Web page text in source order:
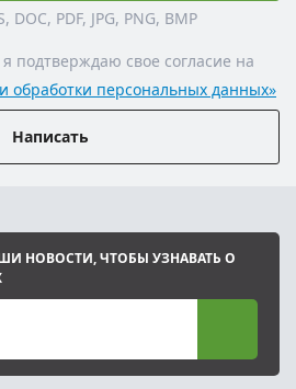
PDF, JPG, PNG, BMP
подтверждаю свое согласие на
обработки персональных данных»
Написать
НОВОСТИ, ЧТОБЫ УЗНАВАТЬ О